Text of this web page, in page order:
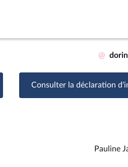
@
Consulter la déclaration
Pauline